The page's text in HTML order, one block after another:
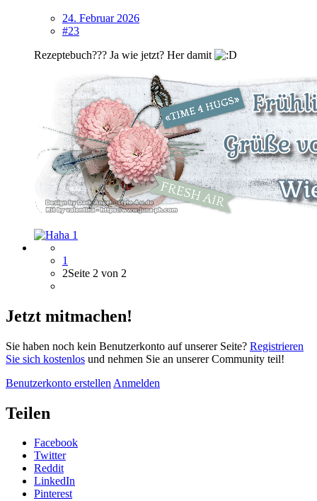
24. Februar 2026
#23
Rezeptebuch??? Ja wie jetzt? Her damit
1
1
2Seite 2 von 2
Jetzt mitmachen!
Sie haben noch kein Benutzerkonto auf unserer Seite? Registrieren
Sie sich kostenlos und nehmen Sie an unserer Community teil!
Benutzerkonto erstellen Anmelden
Teilen
Facebook
Twitter
Reddit
LinkedIn
Pinterest